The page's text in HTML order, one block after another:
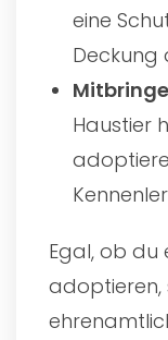
eine
Deckung
Haustier
Egal, ob du
adoptieren,